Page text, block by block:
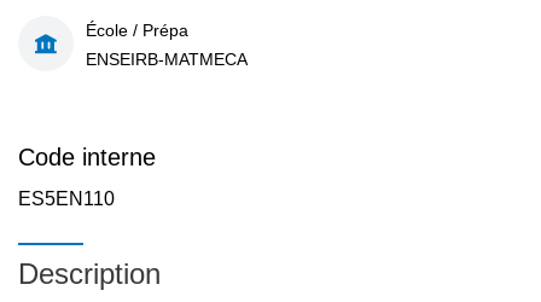
École / Prépa
ENSEIRB-MATMECA
Code interne
ES5EN110
Description